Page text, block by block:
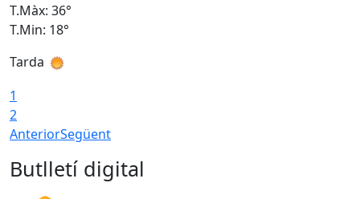
T.Màx: 36°
T.Min: 18°
Tarda
1
2
AnteriorSegüent
Butlletí digital